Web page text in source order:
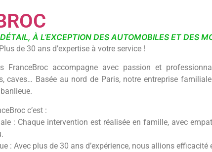
À L’EXCEPTION DES AUTOMOBILES ET DES
de 30 ans d’expertise à votre service !
FranceBroc accompagne avec passion et
caves… Basée au nord de Paris, notre entreprise
c’est :
: Chaque intervention est réalisée en famille, avec
: Avec plus de 30 ans d’expérience, nous allions